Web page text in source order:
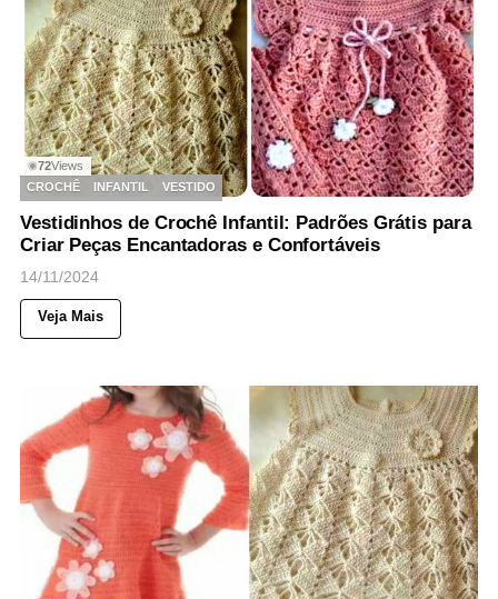
◉72Views
CROCHÊ
INFANTIL VESTIDO
Vestidinhos de Crochê Infantil: Padrões Grátis para
Criar Peças Encantadoras e Confortáveis
14/11/2024
Veja Mais